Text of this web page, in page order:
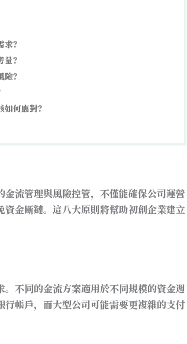
？
？
？
何應對？
流管理與風險控管，不僅能確保公司運營
金斷鏈。這八大原則將幫助初創企業建立
不同的金流方案適用於不同規模的資金週
帳戶，而大型公司可能需要更複雜的支付